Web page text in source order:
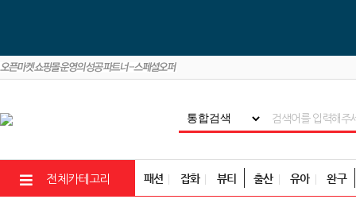
전체카테고리 패션 잡화 뷰티 출산 유아 완구